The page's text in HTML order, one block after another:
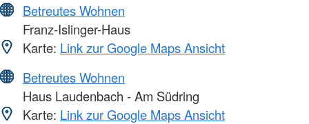
Betreutes Wohnen
Franz-Islinger-Haus
Karte: Link zur Google Maps Ansicht
Betreutes Wohnen
Haus Laudenbach - Am Südring
Karte: Link zur Google Maps Ansicht